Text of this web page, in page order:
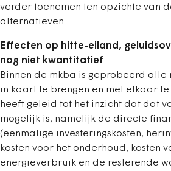
verder toenemen ten opzichte van
alternatieven.
Effecten op hitte-eiland,
nog niet kwantitatief
Binnen de mkba is geprobeerd alle
in kaart te brengen en met elkaar
heeft geleid tot het inzicht dat dat
mogelijk is, namelijk de directe
(eenmalige investeringskosten,
kosten voor het onderhoud, kosten
energieverbruik en de resterende